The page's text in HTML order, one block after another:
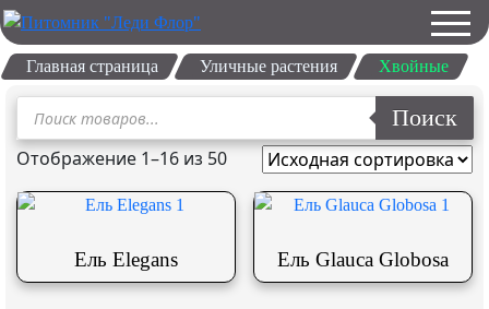
Главная страница Уличные растения Хвойные
Поиск
товаров Поиск
Отображение 1–16 из 50
Ель Elegans Ель Glauca Globosa